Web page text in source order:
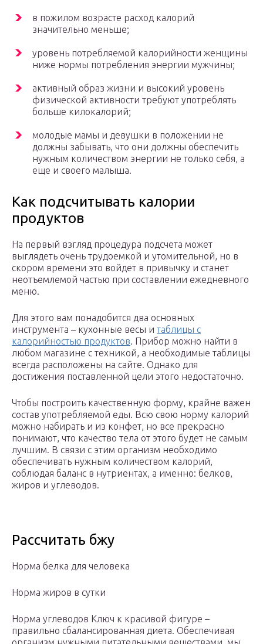
в пожилом возрасте расход калорий
значительно меньше;
уровень потребляемой калорийности женщины
ниже нормы потребления энергии мужчины;
активный образ жизни и высокий уровень
физической активности требуют употреблять
больше килокалорий;
молодые мамы и девушки в положении не
должны забывать, что они должны обеспечить
нужным количеством энергии не только себя, а
еще и своего малыша.
Как подсчитывать калории
продуктов
На первый взгляд процедура подсчета может
выглядеть очень трудоемкой и утомительной, но в
скором времени это войдет в привычку и станет
неотъемлемой частью при составлении ежедневного
меню.
Для этого вам понадобится два основных
инструмента – кухонные весы и таблицы с
калорийностью продуктов. Прибор можно найти в
любом магазине с техникой, а необходимые таблицы
всегда расположены на сайте. Однако для
достижения поставленной цели этого недостаточно.
Чтобы построить качественную форму, крайне важен
состав употребляемой еды. Всю свою норму калорий
можно набирать и из конфет, но все прекрасно
понимают, что качество тела от этого будет не самым
лучшим. В связи с этим организм необходимо
обеспечивать нужным количеством калорий,
соблюдая баланс в нутриентах, а именно: белков,
жиров и углеводов.
Рассчитать бжу
Норма белка для человека
Норма жиров в сутки
Норма углеводов Ключ к красивой фигуре –
правильно сбалансированная диета. Обеспечивая